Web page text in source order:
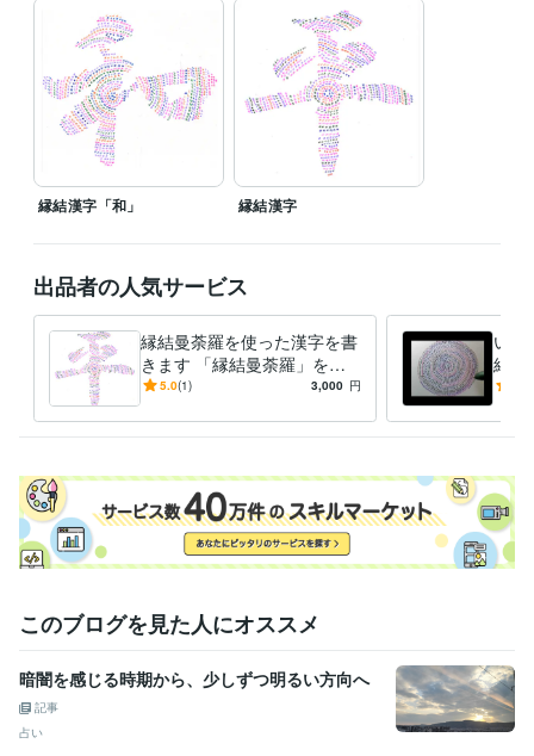
縁結漢字「和」 縁結漢字
出品者の人気サービス
縁結曼荼羅を使った漢字を書
きます 「縁結曼荼羅」を使
って、あなた独自の漢字を書
5.0(1) 3,000 円
いい
結曼
一点
このブログを見た人にオススメ
暗闇を感じる時期から、少しずつ明るい方向へ
記事
占い